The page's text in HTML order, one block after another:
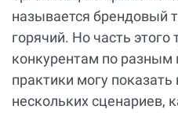
называется брендовый
горячий. Но часть
конкурентам по разным
практики могу
нескольких сценариев,